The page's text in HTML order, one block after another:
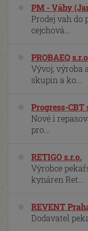
PM - Váhy
Prodej vah do
cejchová...
PROBAEQ
Vývoj, výroba
skupin a ko...
Progress-CBT
Nové i
pro...
RETIGO s.r.o.
Výrobce
kynáren Ret...
REVENT
Dodavatel